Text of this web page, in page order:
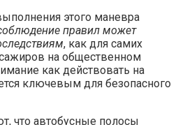
этого маневра
правил может
, как для самих
на общественном
как действовать на
ключевым для безопасного
что автобусные полосы